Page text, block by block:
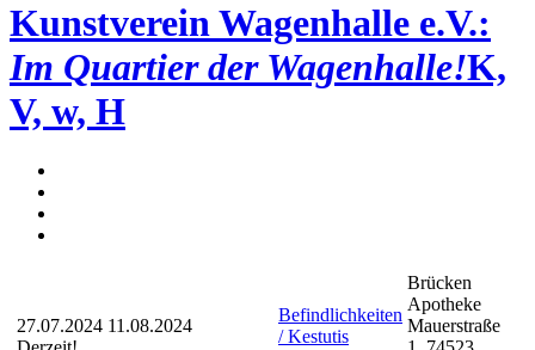
Kunstverein Wagenhalle e.V.:
Im Quartier der Wagenhalle!K,
V, w, H
27.07.2024 11.08.2024
Befindlichkeiten
/ Kestutis
Brücken
Apotheke
Mauerstraße